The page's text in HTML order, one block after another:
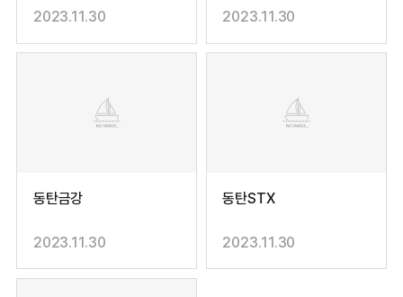
2023.11.30 2023.11.30
동탄금강
2023.11.30
동탄STX
2023.11.30